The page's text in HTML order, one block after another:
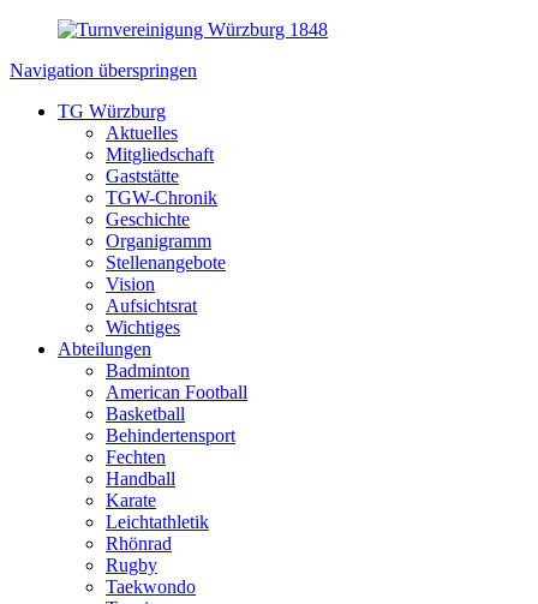
Navigation überspringen
TG Würzburg
Aktuelles
Mitgliedschaft
Gaststätte
TGW-Chronik
Geschichte
Organigramm
Stellenangebote
Vision
Aufsichtsrat
Wichtiges
Abteilungen
Badminton
American Football
Basketball
Behindertensport
Fechten
Handball
Karate
Leichtathletik
Rhönrad
Rugby
Taekwondo